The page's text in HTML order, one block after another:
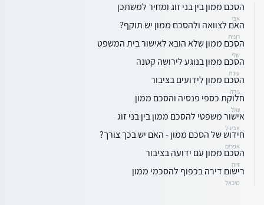
הסכם ממון בין בני זוג ומחיר למשתכן
אבי
האם לצוואה ולהסכם ממון יש תוקף?
רונית
הסכם ממון שלא הובא לאישור בית המשפט
שלי
הסכם ממון בנוגע לירושה קטנה
עינת
הסכם ממון לידועים בציבור
נירה
חלוקת כספי פנסיה והסכם ממון
יואל
אישור משפטי להסכם ממון בין בני זוג
אביגיל
חידוש של הסכם ממון - האם יש בכך צורך?
אפרים
הסכם ממון עם ידועה בציבור
זיוה
רישום דירה בכפוף להסכמי ממון
מיכאל